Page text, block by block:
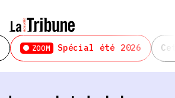
ZOOM Spécial été 2026